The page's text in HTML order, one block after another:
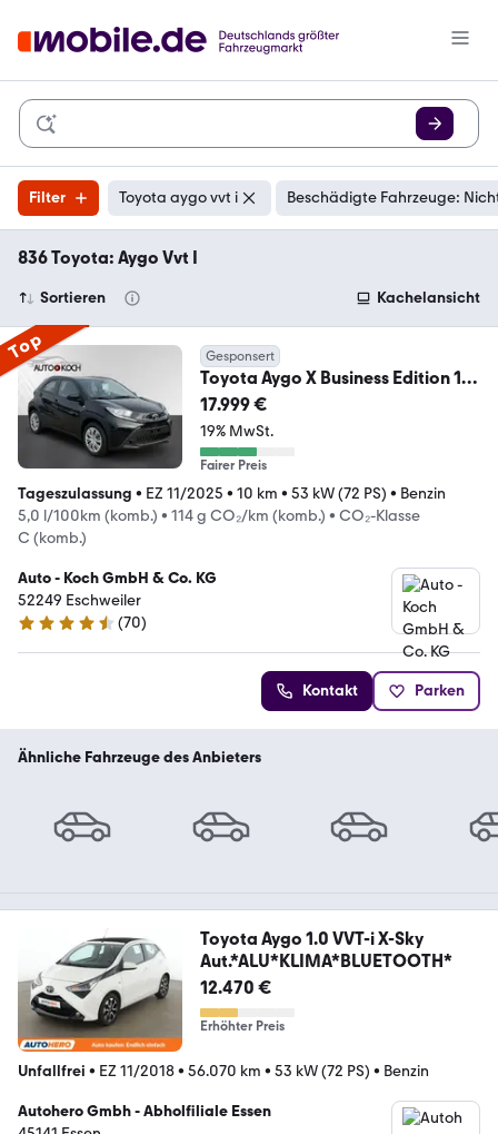
Filter Toyota aygo vvt i Beschädigte Fahrzeuge:
836 Toyota: Aygo Vvt I
Sortieren Kachelansicht
Top Gesponsert
Toyota Aygo X Business Edition 1.0
VVT-i EU6e Apple Car
17.999 €
19% MwSt.
Fairer Preis
Tageszulassung • EZ 11/2025 • 10 km • 53 kW (72 PS) • Benzin
5,0 l/100km (komb.) • 114 g CO₂/km (komb.) • CO₂-Klasse
C (komb.)
Auto - Koch GmbH & Co. KG
52249 Eschweiler
4.6 Sterne
(70)
Kontakt Parken
Ähnliche Fahrzeuge des Anbieters
Toyota Aygo 1.0 VVT-i X-Sky
Aut.*ALU*KLIMA*BLUETOOTH*
12.470 €
Erhöhter Preis
Unfallfrei • EZ 11/2018• 56.070 km • 53 kW (72 PS) • Benzin
Autohero Gmbh - Abholfiliale Essen